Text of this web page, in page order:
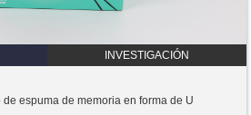
INVESTIGACIÓN
espuma de memoria en forma de U